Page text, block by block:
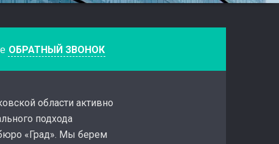
ОБРАТНЫЙ ЗВОНОК
области активно
подхода
«Град». Мы берем